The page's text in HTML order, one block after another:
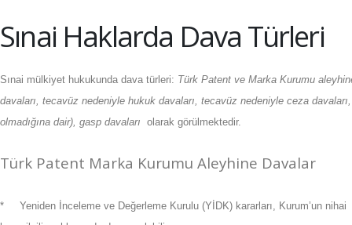
Sınai Haklarda Dava Türleri
Sınai mülkiyet hukukunda dava türleri: Türk Patent ve Marka Kurumu
davaları, tecavüz nedeniyle hukuk davaları, tecavüz nedeniyle ceza
olmadığına dair), gasp davaları olarak görülmektedir.
Türk Patent Marka Kurumu Aleyhine Davalar
* Yeniden İnceleme ve Değerleme Kurulu (YİDK) kararları, Kurum’un